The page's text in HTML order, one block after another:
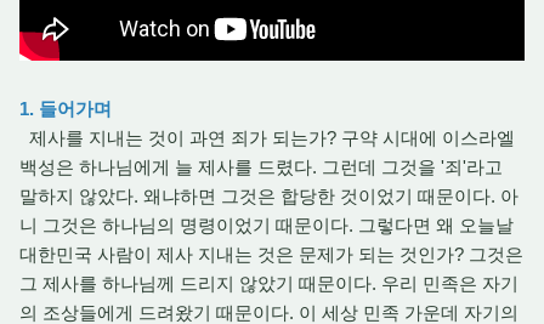
1. 들어가며
제사를 지내는 것이 과연 죄가 되는가? 구약 시대에 이스라엘
백성은 하나님에게 늘 제사를 드렸다. 그런데 그것을 '죄'라고
말하지 않았다. 왜냐하면 그것은 합당한 것이었기 때문이다. 아
니 그것은 하나님의 명령이었기 때문이다. 그렇다면 왜 오늘날
대한민국 사람이 제사 지내는 것은 문제가 되는 것인가? 그것은
그 제사를 하나님께 드리지 않았기 때문이다. 우리 민족은 자기
의 조상들에게 드려왔기 때문이다. 이 세상 민족 가운데 자기의